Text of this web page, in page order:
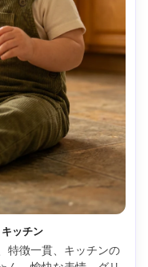
ッチン
特徴一貫、キッチンの